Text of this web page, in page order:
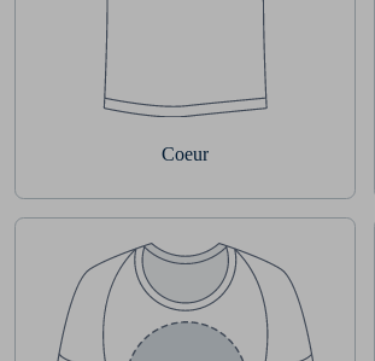
Coeur